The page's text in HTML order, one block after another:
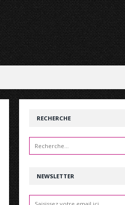
NEWSLETTER
RECHERCHE